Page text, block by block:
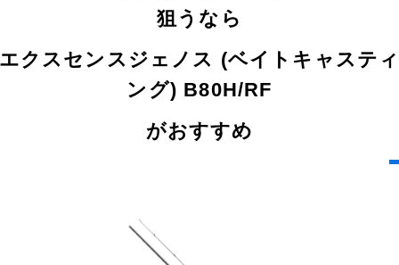
狙うなら
クスセンスジェノス (ベイトキャステ
ング) B80H/RF
がおすすめ